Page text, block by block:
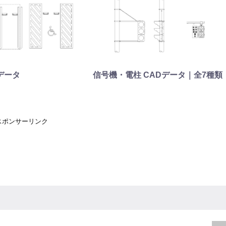
ータ 信号機・電柱 CADデータ｜全7種類
ポンサーリンク